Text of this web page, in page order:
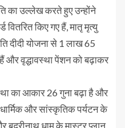
का उल्लेख करते हुए उन्होंने
वितरित किए गए हैं, मातृ मृत्यु
दीदी योजना से 1 लाख 65
और वृद्धावस्था पेंशन को बढ़ाकर
का आकार 26 गुना बढ़ा है और
और सांस्कृतिक पर्यटन के
बद्रीनाथ धाम के मास्टर प्लान